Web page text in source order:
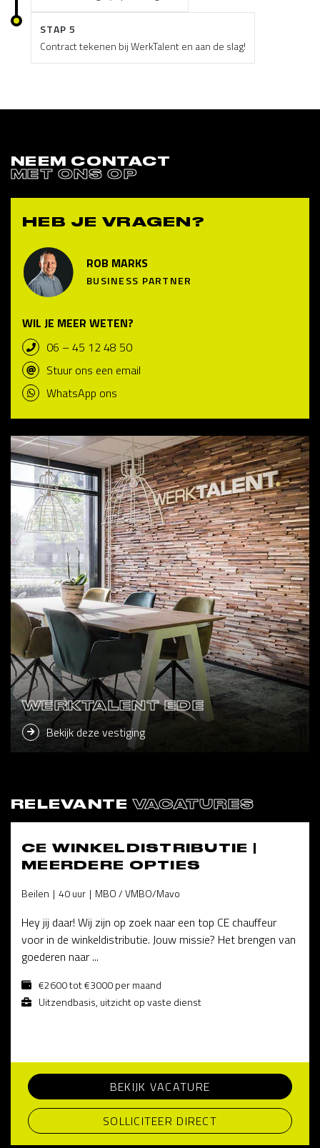
STAP 5
Contract tekenen bij WerkTalent en aan de slag!
NEEM CONTACT
MET ONS OP
HEB JE VRAGEN?
ROB MARKS
BUSINESS PARTNER
WIL JE MEER WETEN?
06 – 45 12 48 50
Stuur ons een email
WhatsApp ons
WERKTALENT EDE
Bekijk deze vestiging
RELEVANTEVACATURES
CE WINKELDISTRIBUTIE |
MEERDERE OPTIES
Beilen 40 uur MBO / VMBO/Mavo
Hey jij daar! Wij zijn op zoek naar een top CE chauffeur
voor in de winkeldistributie. Jouw missie? Het brengen van
goederen naar ...
€2600 tot €3000 per maand
Uitzendbasis, uitzicht op vaste dienst
BEKIJK VACATURE
SOLLICITEER DIRECT